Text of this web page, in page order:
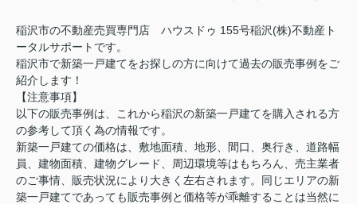
稲沢市の不動産売買専門店 ハウスドゥ 155号稲沢(株)不動産ト
ータルサポートです。
稲沢市で新築一戸建てをお探しの方に向けて過去の販売事例をご
紹介します！
【注意事項】
以下の販売事例は、これから稲沢の新築一戸建てを購入される方
の参考して頂く為の情報です。
新築一戸建ての価格は、敷地面積、地形、間口、奥行き、道路幅
員、建物面積、建物グレード、周辺環境等はもちろん、売主業者
のご事情、販売状況により大きく左右されます。同じエリアの新
築一戸建てであっても販売事例と価格等が乖離することは当然に